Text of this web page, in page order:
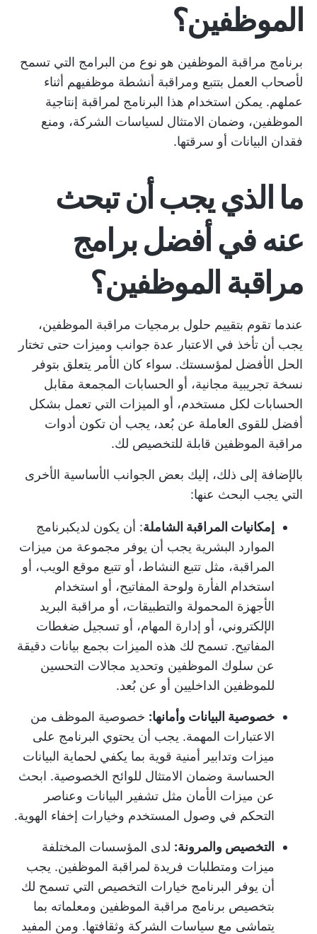
الموظفين؟
برنامج مراقبة الموظفين هو نوع من البرامج التي تسمح
لأصحاب العمل بتتبع ومراقبة أنشطة موظفيهم أثناء
عملهم. يمكن استخدام هذا البرنامج لمراقبة إنتاجية
الموظفين، وضمان الامتثال لسياسات الشركة، ومنع
فقدان البيانات أو سرقتها.
ما الذي يجب أن تبحث
عنه في أفضل برامج
مراقبة الموظفين؟
عندما تقوم بتقييم حلول برمجيات مراقبة الموظفين،
يجب أن تأخذ في الاعتبار عدة جوانب وميزات حتى تختار
الحل الأفضل لمؤسستك. سواء كان الأمر يتعلق بتوفر
نسخة تجريبية مجانية، أو الحسابات المجمعة مقابل
الحسابات لكل مستخدم، أو الميزات التي تعمل بشكل
أفضل للقوى العاملة عن بُعد، يجب أن تكون أدوات
مراقبة الموظفين قابلة للتخصيص لك.
بالإضافة إلى ذلك، إليك بعض الجوانب الأساسية الأخرى
التي يجب البحث عنها:
إمكانيات المراقبة الشاملة: أن يكون لديكبرنامج
الموارد البشرية يجب أن يوفر مجموعة من ميزات
المراقبة، مثل تتبع النشاط، أو تتبع موقع الويب، أو
استخدام الفأرة ولوحة المفاتيح، أو استخدام
الأجهزة المحمولة والتطبيقات، أو مراقبة البريد
الإلكتروني، أو إدارة المهام، أو تسجيل ضغطات
المفاتيح. تسمح لك هذه الميزات بجمع بيانات دقيقة
عن سلوك الموظفين وتحديد مجالات التحسين
للموظفين الداخليين أو عن بُعد.
خصوصية البيانات وأمانها: خصوصية الموظف من
الاعتبارات المهمة. يجب أن يحتوي البرنامج على
ميزات وتدابير أمنية قوية بما يكفي لحماية البيانات
الحساسة وضمان الامتثال للوائح الخصوصية. ابحث
عن ميزات الأمان مثل تشفير البيانات وعناصر
التحكم في وصول المستخدم وخيارات إخفاء الهوية.
التخصيص والمرونة: لدى المؤسسات المختلفة
ميزات ومتطلبات فريدة لمراقبة الموظفين. يجب
أن يوفر البرنامج خيارات التخصيص التي تسمح لك
بتخصيص برنامج مراقبة الموظفين ومعلماته بما
يتماشى مع سياسات الشركة وثقافتها. ومن المفيد